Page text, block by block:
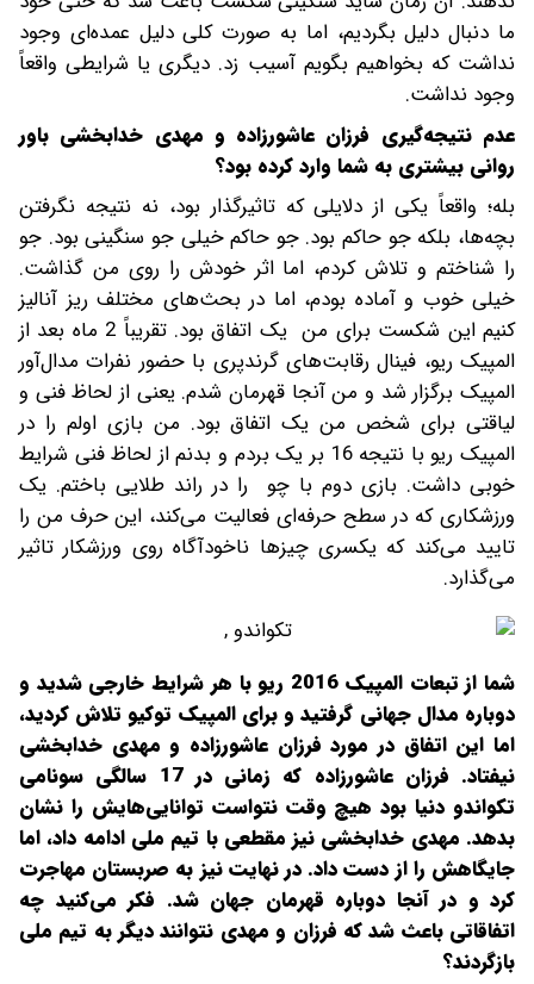
ما دنبال دلیل بگردیم، اما به صورت کلی دلیل عمده‌‌ای وجود
نداشت که بخواهیم بگویم آسیب زد. دیگری یا شرایطی واقعاً
وجود نداشت.
عدم نتیجه‌گیری فرزان عاشورزاده و مهدی خدابخشی باور
روانی بیشتری به شما وارد کرده بود؟
بله؛ واقعاً یکی از دلایلی که تاثیرگذار بود، نه نتیجه نگرفتن
بچه‌ها، بلکه جو حاکم بود. جو حاکم خیلی جو سنگینی بود. جو
را شناختم و تلاش کردم، اما اثر خودش را روی من گذاشت.
خیلی خوب و آماده بودم، اما در بحث‌های مختلف ریز آنالیز
کنیم این شکست برای من یک اتفاق بود. تقریباً 2 ماه بعد از
المپیک ریو، فینال رقابت‌های گرندپری با حضور نفرات مدال‌آور
المپیک برگزار شد و من آنجا قهرمان شدم. یعنی از لحاظ فنی و
لیاقتی برای شخص من یک اتفاق بود. من بازی اولم را در
المپیک ریو با نتیجه 16 بر یک بردم و بدنم از لحاظ فنی شرایط
خوبی داشت. بازی دوم با چو را در راند طلایی باختم. یک
ورزشکاری که در سطح حرفه‌ای فعالیت می‌کند، این حرف من را
تایید می‌کند که یکسری چیزها ناخودآگاه روی ورزشکار تاثیر
می‌گذارد.
شما از تبعات المپیک 2016 ریو با هر شرایط خارجی شدید و
دوباره مدال جهانی گرفتید و برای المپیک توکیو تلاش کردید،
اما این اتفاق در مورد فرزان عاشورزاده و مهدی خدابخشی
نیفتاد. فرزان عاشورزاده که زمانی در 17 سالگی سونامی
تکواندو دنیا بود هیچ وقت نتواست توانایی‌هایش را نشان
بدهد. مهدی خدابخشی نیز مقطعی با تیم ملی ادامه داد، اما
جایگاهش را از دست داد. در نهایت نیز به صربستان مهاجرت
کرد و در آنجا دوباره قهرمان جهان شد. فکر می‌کنید چه
اتفاقاتی باعث شد که فرزان و مهدی نتوانند دیگر به تیم ملی
بازگردند؟